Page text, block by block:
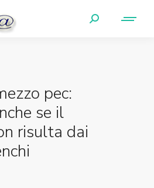
pec:
se il
risulta dai